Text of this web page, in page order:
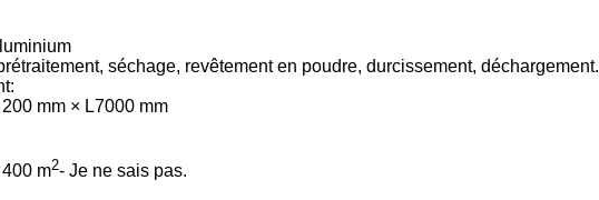
séchage, revêtement en poudre, durcissement, déchargement.
mm × L7000 mm
m2- Je ne sais pas.